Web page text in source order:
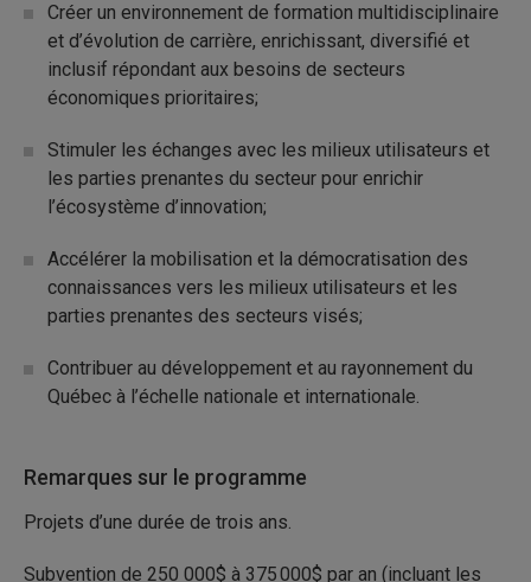
Créer un environnement de formation multidisciplinaire
et d’évolution de carrière, enrichissant, diversifié et
inclusif répondant aux besoins de secteurs
économiques prioritaires;
Stimuler les échanges avec les milieux utilisateurs et
les parties prenantes du secteur pour enrichir
l’écosystème d’innovation;
Accélérer la mobilisation et la démocratisation des
connaissances vers les milieux utilisateurs et les
parties prenantes des secteurs visés;
Contribuer au développement et au rayonnement du
Québec à l’échelle nationale et internationale.
Remarques sur le programme
Projets d’une durée de trois ans.
Subvention de 250 000$ à 375 000$ par an (incluant les